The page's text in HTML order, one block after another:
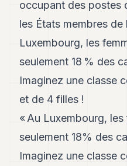
Andy
12
11
Andy
10
Andy
Andy
8
7
Andy
6
occupant des postes
les États membres
Luxembourg, les
seulement 18 % des
Imaginez une classe
et de 4 filles !
« Au Luxembourg,
seulement 18% des
Imaginez une classe